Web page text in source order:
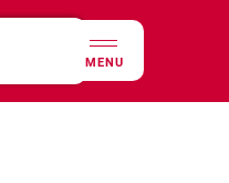
MENU